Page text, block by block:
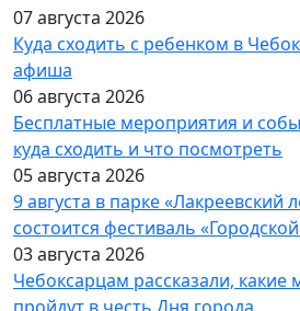
07 августа 2026
Куда сходить с ребенком в
афиша
06 августа 2026
Бесплатные мероприятия и
куда сходить и что посмотреть
05 августа 2026
9 августа в парке «Лакреевский
состоится фестиваль
03 августа 2026
Чебоксарцам рассказали, какие